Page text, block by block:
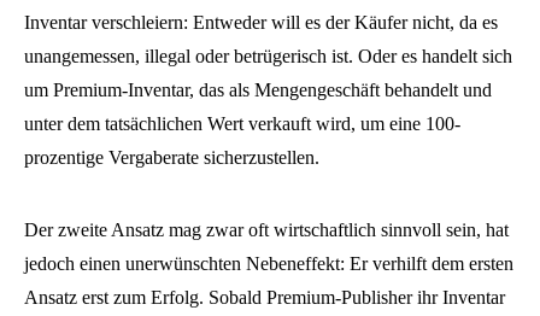
Inventar verschleiern: Entweder will es der Käufer nicht, da es
unangemessen, illegal oder betrügerisch ist. Oder es handelt sich
um Premium-Inventar, das als Mengengeschäft behandelt und
unter dem tatsächlichen Wert verkauft wird, um eine 100-
prozentige Vergaberate sicherzustellen.
Der zweite Ansatz mag zwar oft wirtschaftlich sinnvoll sein, hat
jedoch einen unerwünschten Nebeneffekt: Er verhilft dem ersten
Ansatz erst zum Erfolg. Sobald Premium-Publisher ihr Inventar